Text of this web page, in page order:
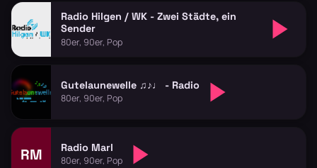
Radio Hilgen / WK - Zwei Städte, ein
Sender
80er, 90er, Pop
Gutelaunewelle ♫♪♩ - Radio
80er, 90er, Pop
RM Radio Marl
80er, 90er, Pop